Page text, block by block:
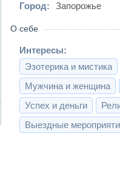
Город: Запорожье
О себе
Интересы:
Эзотерика и мистика
Мужчина и женщина
Успех и деньги
Выездные